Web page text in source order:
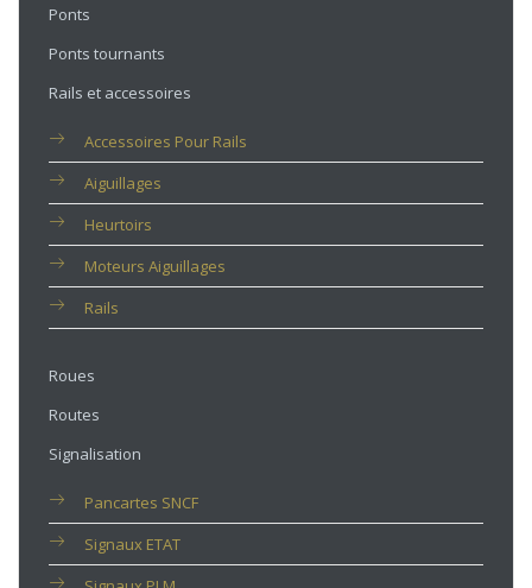
Ponts
Ponts tournants
Rails et accessoires
Accessoires Pour Rails
Aiguillages
Heurtoirs
Moteurs Aiguillages
Rails
Roues
Routes
Signalisation
Pancartes SNCF
Signaux ETAT